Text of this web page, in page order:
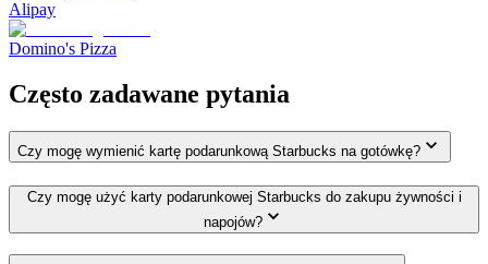
Alipay
Domino's Pizza
Często zadawane pytania
Czy mogę wymienić kartę podarunkową Starbucks na gotówkę?
Czy mogę użyć karty podarunkowej Starbucks do zakupu żywności i
napojów?